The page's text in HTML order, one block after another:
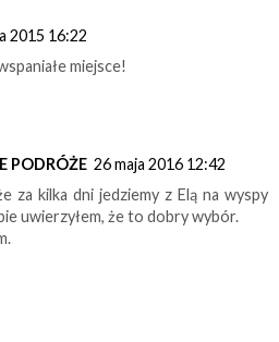
2015 16:22
miejsce!
PODRÓŻE 26 maja 2016 12:42
za kilka dni jedziemy z Elą na wyspy
uwierzyłem, że to dobry wybór.